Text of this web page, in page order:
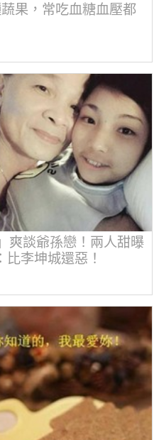
果，常吃血糖血壓都
爽談爺孫戀！兩人甜曝
比李坤城還惡！